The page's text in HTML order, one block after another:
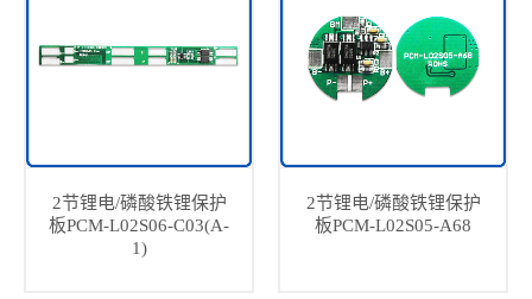
2节锂电/磷酸铁锂保护
板PCM-L02S06-C03(A-
1)
2节锂电/磷酸铁锂保护
板PCM-L02S05-A68